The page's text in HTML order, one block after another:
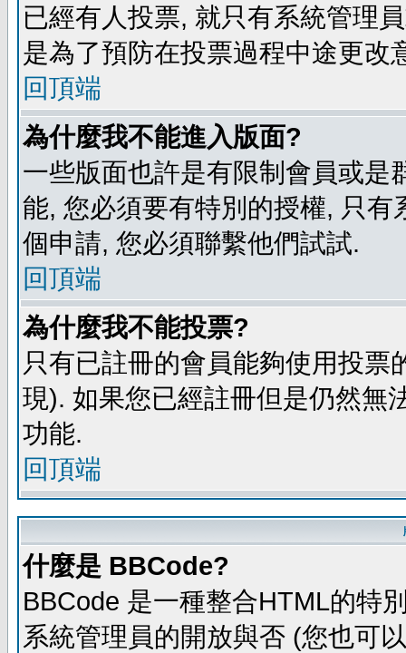
已經有人投票, 就只有系統管理
是為了預防在投票過程中途更改
回頂端
為什麼我不能進入版面?
一些版面也許是有限制會員或是
能, 您必須要有特別的授權, 只
個申請, 您必須聯繫他們試試.
回頂端
為什麼我不能投票?
只有已註冊的會員能夠使用投
現). 如果您已經註冊但是仍然無
功能.
回頂端
什麼是 BBCode?
BBCode 是一種整合HTML的特
系統管理員的開放與否 (您也可